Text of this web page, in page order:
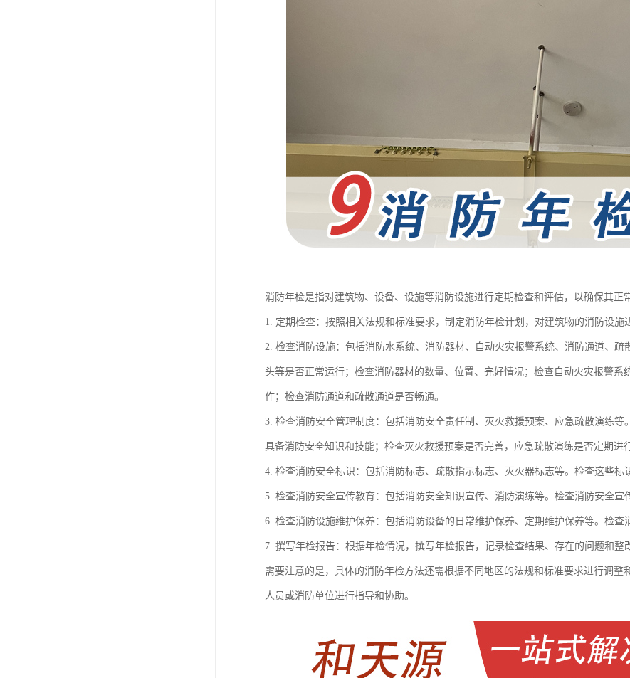
消防年检是指对建筑物、设备、设施等消防设施进行定期检查和评估，以确保其正
1. 定期检查：按照相关法规和标准要求，制定消防年检计划，对建筑物的消防设施
2. 检查消防设施：包括消防水系统、消防器材、自动火灾报警系统、消防通道、
头等是否正常运行；检查消防器材的数量、位置、完好情况；检查自动火灾报警
作；检查消防通道和疏散通道是否畅通。
3. 检查消防安全管理制度：包括消防安全责任制、灭火救援预案、应急疏散演练
具备消防安全知识和技能；检查灭火救援预案是否完善，应急疏散演练是否定期进
4. 检查消防安全标识：包括消防标志、疏散指示标志、灭火器标志等。检查这些标
5. 检查消防安全宣传教育：包括消防安全知识宣传、消防演练等。检查消防安全宣
6. 检查消防设施维护保养：包括消防设备的日常维护保养、定期维护保养等。检查
7. 撰写年检报告：根据年检情况，撰写年检报告，记录检查结果、存在的问题和整
需要注意的是，具体的消防年检方法还需根据不同地区的法规和标准要求进行调
人员或消防单位进行指导和协助。